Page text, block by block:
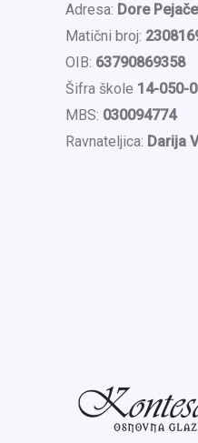
Adresa: Dore
Matični broj:
OIB: 63790869358
Šifra škole 14-050-
MBS: 030094774
Ravnateljica: Darija